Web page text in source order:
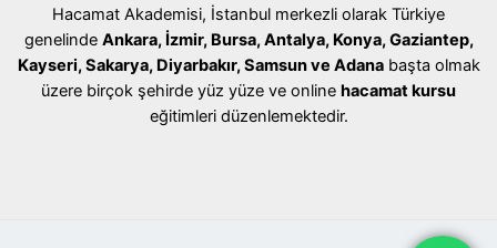
Hacamat Akademisi, İstanbul merkezli olarak Türkiye
genelinde Ankara, İzmir, Bursa, Antalya, Konya, Gaziantep,
Kayseri, Sakarya, Diyarbakır, Samsun ve Adanabaşta olmak
üzere birçok şehirde yüz yüze ve online hacamat kursu
eğitimleri düzenlemektedir.